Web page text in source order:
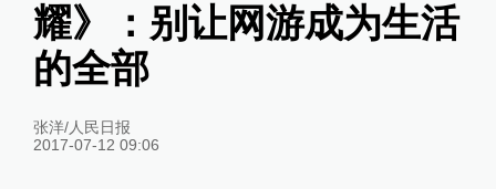
耀》：别让网游成为生活
的全部
张洋/人民日报
2017-07-12 09:06